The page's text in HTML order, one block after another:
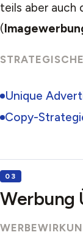
teils aber auch
(
Unique
Copy-
Werbung